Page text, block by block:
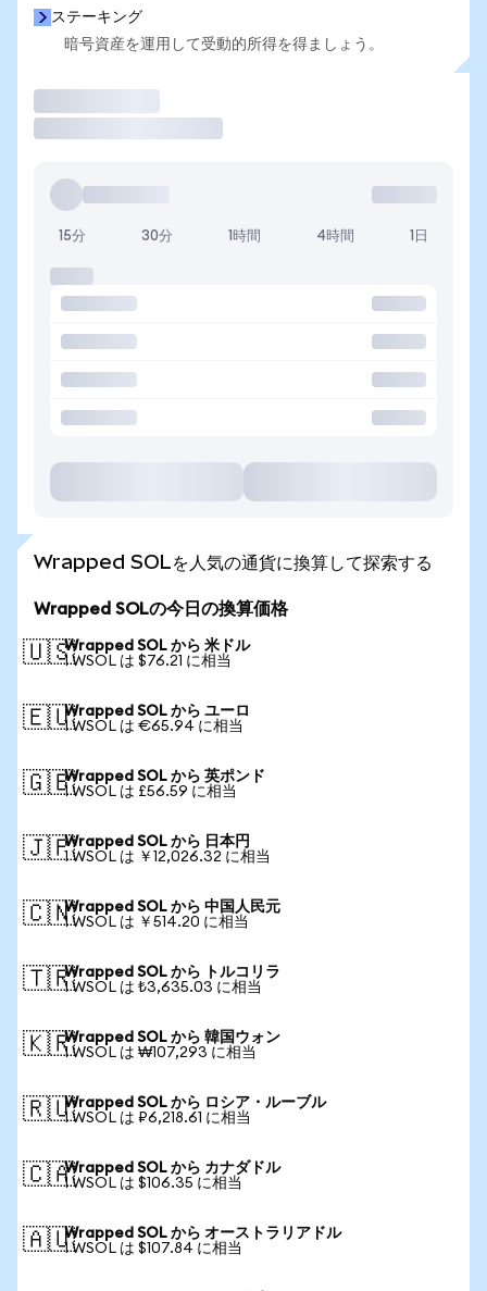
ステーキング
暗号資産を運用して受動的所得を得ましょう。
15分 30分 1時間 4時間 1日
Wrapped SOLを人気の通貨に換算して探索する
Wrapped SOLの今日の換算価格
🇺🇸Wrapped SOL から 米ドル
1 WSOL は $76.21 に相当
🇪🇺Wrapped SOL から ユーロ
1 WSOL は €65.94 に相当
🇬🇧Wrapped SOL から 英ポンド
1 WSOL は £56.59 に相当
🇯🇵Wrapped SOL から 日本円
1 WSOL は ￥12,026.32 に相当
🇨🇳Wrapped SOL から 中国人民元
1 WSOL は ￥514.20 に相当
🇹🇷Wrapped SOL から トルコリラ
1 WSOL は ₺3,635.03 に相当
🇰🇷Wrapped SOL から 韓国ウォン
1 WSOL は ₩107,293 に相当
🇷🇺Wrapped SOL から ロシア・ルーブル
1 WSOL は ₽6,218.61 に相当
🇨🇦Wrapped SOL から カナダドル
1 WSOL は $106.35 に相当
🇦🇺Wrapped SOL から オーストラリアドル
1 WSOL は $107.84 に相当